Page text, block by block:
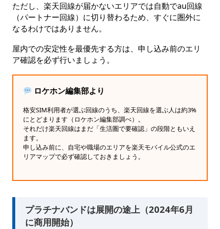
ただし、楽天回線が届かないエリアでは自動でau回線
（パートナー回線）に切り替わるため、すぐに圏外に
なるわけではありません。
屋内での安定性を最優先する方は、申し込み前のエリ
ア確認を必ず行いましょう。
ロケホン編集部より
格安SIM利用者が選ぶ回線のうち、楽天回線を選ぶ人は約3%
にとどまります（ロケホン編集部調べ）。
それだけ楽天回線はまだ「生活圏で要確認」の段階ともいえ
ます。
申し込み前に、自宅や職場のエリアを楽天モバイル公式のエ
リアマップで必ず確認しておきましょう。
プラチナバンドは展開の途上（2024年6月
に商用開始）